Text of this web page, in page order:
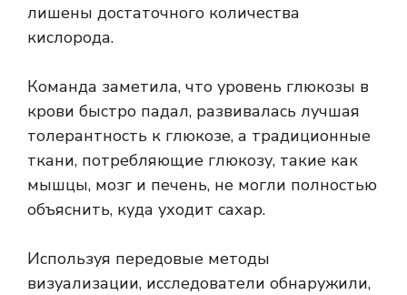
лишены достаточного количества
кислорода.
Команда заметила, что уровень глюкозы в
крови быстро падал, развивалась лучшая
толерантность к глюкозе, а традиционные
ткани, потребляющие глюкозу, такие как
мышцы, мозг и печень, не могли полностью
объяснить, куда уходит сахар.
Используя передовые методы
визуализации, исследователи обнаружили,